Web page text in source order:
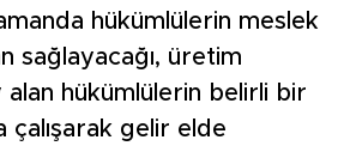
hükümlülerin meslek
sağlayacağı, üretim
hükümlülerin belirli bir
çalışarak gelir elde